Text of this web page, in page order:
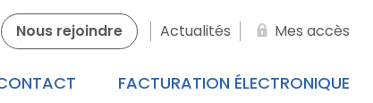
Nous rejoindre Actualités Mes accès
FACTURATION ÉLECTRONIQUE